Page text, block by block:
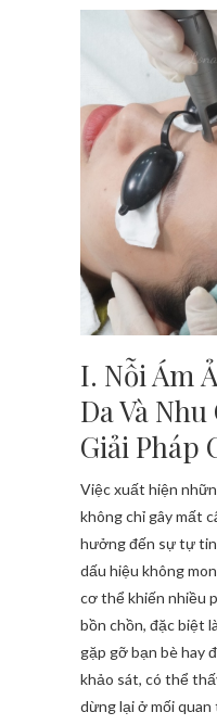
I. Nỗi Ám
Da Và
Giải Pháp
Việc xuất hiện
không chỉ gây mất
hưởng đến sự tự tin
dấu hiệu không
cơ thể khiến nhiều
bồn chồn, đặc biệt
gặp gỡ bạn bè hay
khảo sát, có thể
dừng lại ở mối quan